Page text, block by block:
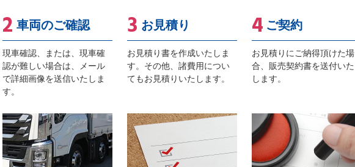
車両のご確認
現車確認、または、現車確
認が難しい場合は、メール
で詳細画像を送信いたしま
す。
お見積り
お見積り書を作成いたしま
す。その他、諸費用につい
てもお見積りいたします。
ご契約
お見積りにご納得頂けた場
合、販売契約書を送付いた
します。